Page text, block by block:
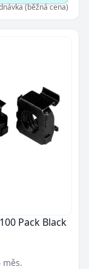
(běžná cena)
Pack Black
měs.